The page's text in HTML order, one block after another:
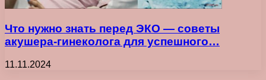
Что нужно знать перед ЭКО — советы
акушера-гинеколога для успешного…
11.11.2024